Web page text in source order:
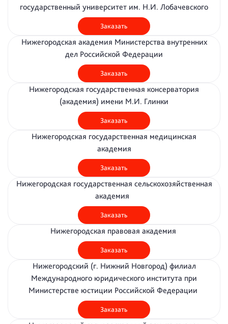
государственный университет им. Н.И. Лобачевского
Заказать
Нижегородская академия Министерства внутренних
дел Российской Федерации
Заказать
Нижегородская государственная консерватория
(академия) имени М.И. Глинки
Заказать
Нижегородская государственная медицинская
академия
Заказать
Нижегородская государственная сельскохозяйственная
академия
Заказать
Нижегородская правовая академия
Заказать
Нижегородский (г. Нижний Новгород) филиал
Международного юридического института при
Министерстве юстиции Российской Федерации
Заказать